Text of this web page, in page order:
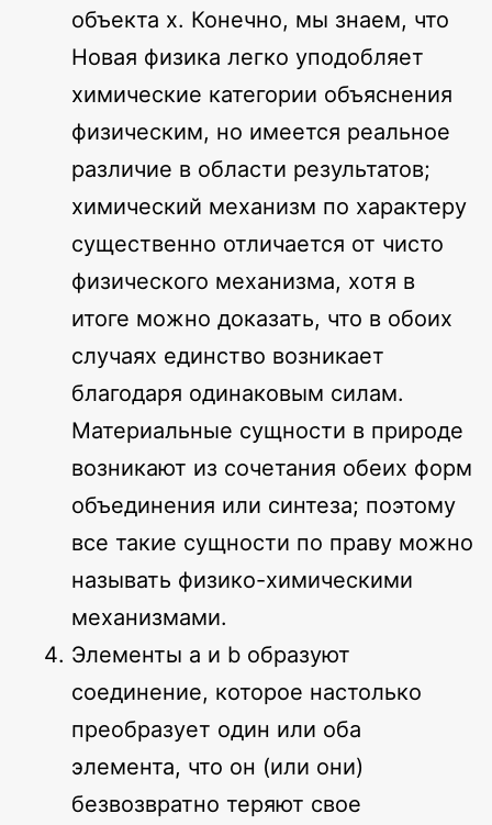
объекта x. Конечно, мы знаем, что
Новая физика легко уподобляет
химические категории объяснения
физическим, но имеется реальное
различие в области результатов;
химический механизм по характеру
существенно отличается от чисто
физического механизма, хотя в
итоге можно доказать, что в обоих
случаях единство возникает
благодаря одинаковым силам.
Материальные сущности в природе
возникают из сочетания обеих форм
объединения или синтеза; поэтому
все такие сущности по праву можно
называть физико-химическими
механизмами.
Элементы a и b образуют
соединение, которое настолько
преобразует один или оба
элемента, что он (или они)
безвозвратно теряют свое